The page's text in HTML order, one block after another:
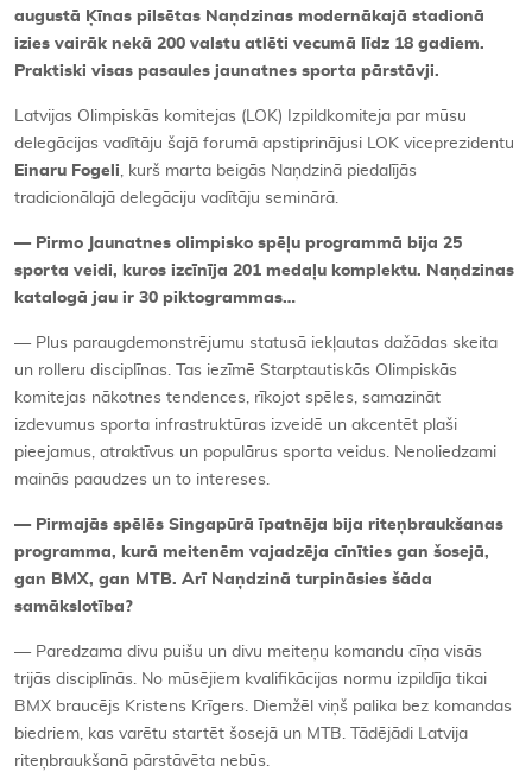
augustā Ķīnas pilsētas Naņdzinas modernākajā stadionā
izies vairāk nekā 200 valstu atlēti vecumā līdz 18 gadiem.
Praktiski visas pasaules jaunatnes sporta pārstāvji.
Latvijas Olimpiskās komitejas (LOK) Izpildkomiteja par mūsu
delegācijas vadītāju šajā forumā apstiprinājusi LOK viceprezidentu
Einaru Fogeli, kurš marta beigās Naņdzinā piedalījās
tradicionālajā delegāciju vadītāju seminārā.
— Pirmo Jaunatnes olimpisko spēļu programmā bija 25
sporta veidi, kuros izcīnīja 201 medaļu komplektu. Naņdzinas
katalogā jau ir 30 piktogrammas…
— Plus paraugdemonstrējumu statusā iekļautas dažādas skeita
un rolleru disciplīnas. Tas iezīmē Starptautiskās Olimpiskās
komitejas nākotnes tendences, rīkojot spēles, samazināt
izdevumus sporta infrastruktūras izveidē un akcentēt plaši
pieejamus, atraktīvus un populārus sporta veidus. Nenoliedzami
mainās paaudzes un to intereses.
— Pirmajās spēlēs Singapūrā īpatnēja bija riteņbraukšanas
programma, kurā meitenēm vajadzēja cīnīties gan šosejā,
gan BMX, gan MTB. Arī Naņdzinā turpināsies šāda
samākslotība?
— Paredzama divu puišu un divu meiteņu komandu cīņa visās
trijās disciplīnās. No mūsējiem kvalifikācijas normu izpildīja tikai
BMX braucējs Kristens Krīgers. Diemžēl viņš palika bez komandas
biedriem, kas varētu startēt šosejā un MTB. Tādējādi Latvija
riteņbraukšanā pārstāvēta nebūs.